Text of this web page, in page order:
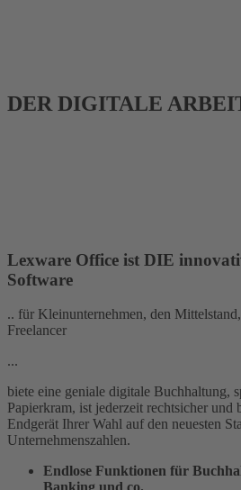
DER DIGITALE
Lexware Office ist DIE
Software
.. für Kleinunternehmen, den
Freelancer
...
biete eine geniale digitale Buchhaltung,
Papierkram, ist jederzeit rechtsicher und
Endgerät Ihrer Wahl auf den neuesten
Unternehmenszahlen.
Endlose Funktionen für